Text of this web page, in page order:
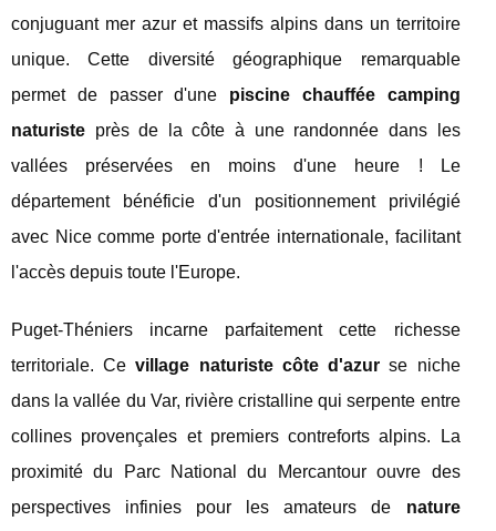
conjuguant mer azur et massifs alpins dans un territoire
unique. Cette diversité géographique remarquable
permet de passer d'une piscine chauffée camping
naturiste près de la côte à une randonnée dans les
vallées préservées en moins d'une heure ! Le
département bénéficie d'un positionnement privilégié
avec Nice comme porte d'entrée internationale, facilitant
l'accès depuis toute l'Europe.
Puget-Théniers incarne parfaitement cette richesse
territoriale. Cevillage naturiste côte d'azur se niche
dans la vallée du Var, rivière cristalline qui serpente entre
collines provençales et premiers contreforts alpins. La
proximité du Parc National du Mercantour ouvre des
perspectives infinies pour les amateurs de nature